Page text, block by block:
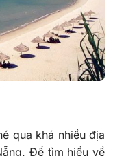
qua khá nhiều địa
Để tìm hiểu về